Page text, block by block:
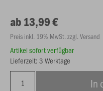
ab 13,99 €
Preis inkl. 19% MwSt. zzgl. Versand
Artikel sofort verfügbar
Lieferzeit: 3 Werktage
In